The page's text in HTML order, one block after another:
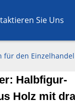
Sie Uns
für den Einzelhandel
Halbfigur-
Holz mit